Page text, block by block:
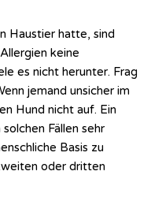
Haustier hatte, sind
keine
es nicht herunter. Frag
jemand unsicher im
Hund nicht auf. Ein
Fällen sehr
Basis zu
oder dritten